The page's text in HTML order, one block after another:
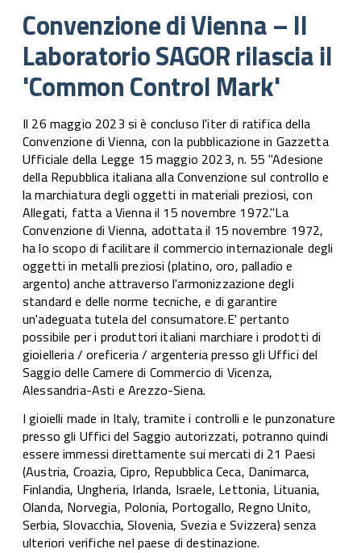
Convenzione di Vienna – Il
Laboratorio SAGOR rilascia il
'Common Control Mark'
Il 26 maggio 2023 si è concluso l'iter di ratifica della
Convenzione di Vienna, con la pubblicazione in Gazzetta
Ufficiale della Legge 15 maggio 2023, n. 55 "Adesione
della Repubblica italiana alla Convenzione sul controllo e
la marchiatura degli oggetti in materiali preziosi, con
Allegati, fatta a Vienna il 15 novembre 1972."La
Convenzione di Vienna, adottata il 15 novembre 1972,
ha lo scopo di facilitare il commercio internazionale degli
oggetti in metalli preziosi (platino, oro, palladio e
argento) anche attraverso l'armonizzazione degli
standard e delle norme tecniche, e di garantire
un'adeguata tutela del consumatore.E' pertanto
possibile per i produttori italiani marchiare i prodotti di
gioielleria / oreficeria / argenteria presso gli Uffici del
Saggio delle Camere di Commercio di Vicenza,
Alessandria-Asti e Arezzo-Siena.
I gioielli made in Italy, tramite i controlli e le punzonature
presso gli Uffici del Saggio autorizzati, potranno quindi
essere immessi direttamente sui mercati di 21 Paesi
(Austria, Croazia, Cipro, Repubblica Ceca, Danimarca,
Finlandia, Ungheria, Irlanda, Israele, Lettonia, Lituania,
Olanda, Norvegia, Polonia, Portogallo, Regno Unito,
Serbia, Slovacchia, Slovenia, Svezia e Svizzera) senza
ulteriori verifiche nel paese di destinazione.